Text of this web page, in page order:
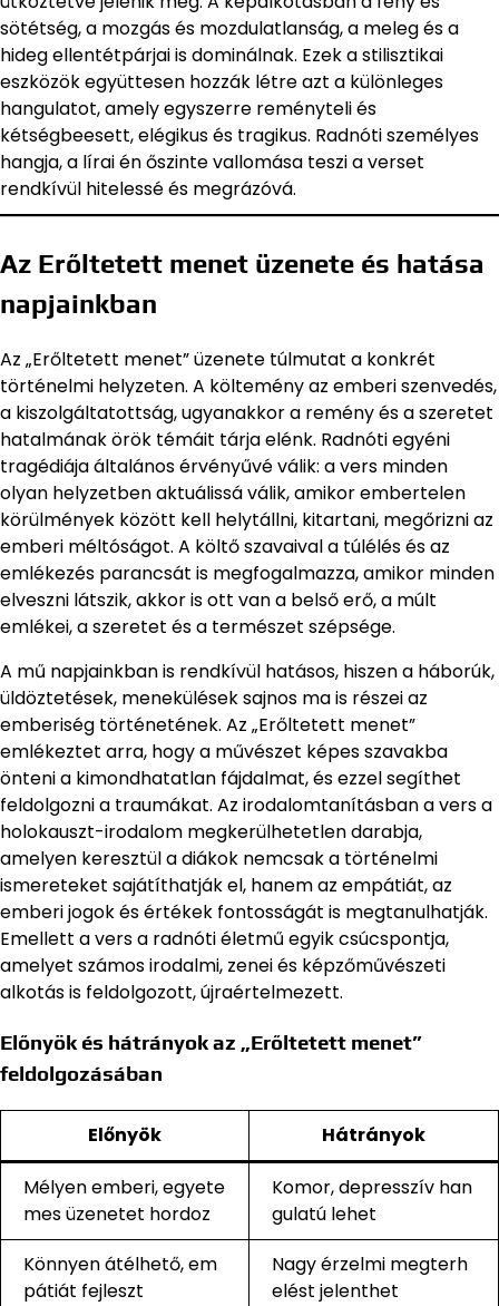
sötétség, a mozgás és mozdulatlanság, a meleg és a
hideg ellentétpárjai is dominálnak. Ezek a stilisztikai
eszközök együttesen hozzák létre azt a különleges
hangulatot, amely egyszerre reményteli és
kétségbeesett, elégikus és tragikus. Radnóti személyes
hangja, a lírai én őszinte vallomása teszi a verset
rendkívül hitelessé és megrázóvá.
Az Erőltetett menet üzenete és hatása
napjainkban
Az „Erőltetett menet” üzenete túlmutat a konkrét
történelmi helyzeten. A költemény az emberi szenvedés,
a kiszolgáltatottság, ugyanakkor a remény és a szeretet
hatalmának örök témáit tárja elénk. Radnóti egyéni
tragédiája általános érvényűvé válik: a vers minden
olyan helyzetben aktuálissá válik, amikor embertelen
körülmények között kell helytállni, kitartani, megőrizni az
emberi méltóságot. A költő szavaival a túlélés és az
emlékezés parancsát is megfogalmazza, amikor minden
elveszni látszik, akkor is ott van a belső erő, a múlt
emlékei, a szeretet és a természet szépsége.
A mű napjainkban is rendkívül hatásos, hiszen a háborúk,
üldöztetések, menekülések sajnos ma is részei az
emberiség történetének. Az „Erőltetett menet”
emlékeztet arra, hogy a művészet képes szavakba
önteni a kimondhatatlan fájdalmat, és ezzel segíthet
feldolgozni a traumákat. Az irodalomtanításban a vers a
holokauszt-irodalom megkerülhetetlen darabja,
amelyen keresztül a diákok nemcsak a történelmi
ismereteket sajátíthatják el, hanem az empátiát, az
emberi jogok és értékek fontosságát is megtanulhatják.
Emellett a vers a radnóti életmű egyik csúcspontja,
amelyet számos irodalmi, zenei és képzőművészeti
alkotás is feldolgozott, újraértelmezett.
Előnyök és hátrányok az „Erőltetett menet”
feldolgozásában
Előnyök Hátrányok
Mélyen emberi, egyete
mes üzenetet hordoz
Komor, depresszív han
gulatú lehet
Könnyen átélhető, em
pátiát fejleszt
Nagy érzelmi megterh
elést jelenthet